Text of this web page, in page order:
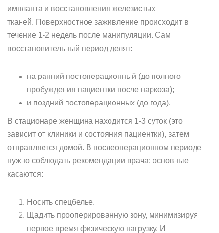
импланта и восстановления железистых
тканей. Поверхностное заживление происходит в
течение 1-2 недель после манипуляции. Сам
восстановительный период делят:
на ранний постоперационный (до полного
пробуждения пациентки после наркоза);
и поздний постоперационных (до года).
В стационаре женщина находится 1-3 суток (это
зависит от клиники и состояния пациентки), затем
отправляется домой. В послеоперационном периоде
нужно соблюдать рекомендации врача: основные
касаются:
Носить спецбелье.
Щадить прооперированную зону, минимизируя
первое время физическую нагрузку. И